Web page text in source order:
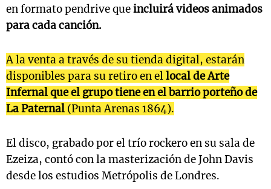
en formato pendrive queincluirá videos animados
para cada canción.
A la venta a través de su tienda digital, estarán
disponibles para su retiro en ellocal de Arte
Infernal que el grupo tiene en el barrio porteño de
La Paternal (Punta Arenas 1864).
El disco, grabado por el trío rockero en su sala de
Ezeiza, contó con la masterización de John Davis
desde los estudios Metrópolis de Londres.